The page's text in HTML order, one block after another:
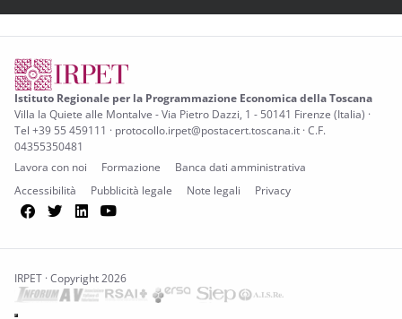
Istituto Regionale per la Programmazione Economica della Toscana
Villa la Quiete alle Montalve - Via Pietro Dazzi, 1 - 50141 Firenze (Italia) ·
Tel +39 55 459111 · protocollo.irpet@postacert.toscana.it · C.F.
04355350481
Lavora con noi
Formazione
Banca dati amministrativa
Accessibilità
Pubblicità legale Note legali Privacy
Facebook
TwitterLinkedIn
IRPET · Copyright 2026